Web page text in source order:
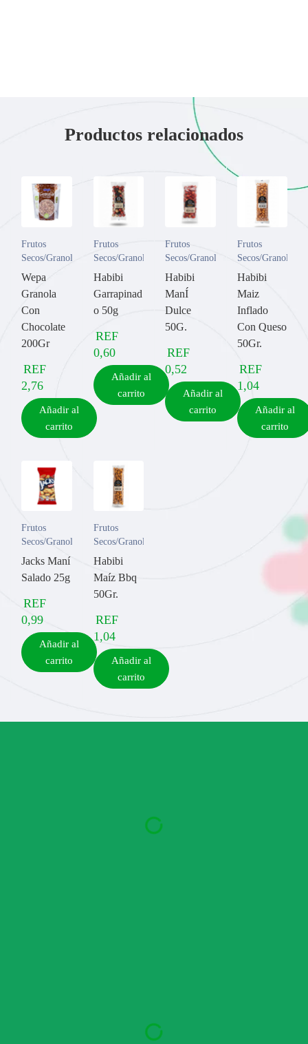
Productos relacionados
Frutos
Secos/Granola
Wepa
Granola
Con
Chocolate
200Gr
REF
2,76
Añadir al
carrito
Frutos
Secos/Granola
Habibi
Garrapinad
o 50g
REF
0,60
Añadir al
carrito
Frutos
Secos/Granola
Habibi
ManÍ
Dulce
50G.
REF
0,52
Añadir al
carrito
Frutos
Secos/Granola
Habibi
Maiz
Inflado
Con Queso
50Gr.
REF
1,04
Añadir al
carrito
Frutos
Secos/Granola
Jacks Maní
Salado 25g
REF
0,99
Añadir al
carrito
Frutos
Secos/Granola
Habibi
Maíz Bbq
50Gr.
REF
1,04
Añadir al
carrito